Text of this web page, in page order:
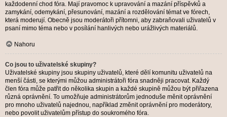
každodenní chod fóra. Mají pravomoc k upravování a mazání příspěvků a
zamykání, odemykání, přesunování, mazání a rozdělování témat ve fórech,
která moderují. Obecně jsou moderátoři přítomni, aby zabraňovali uživatelů v
psaní mimo téma nebo v posílání hanlivých nebo urážlivých materiálů.
Nahoru
Co jsou to uživatelské skupiny?
Uživatelské skupiny jsou skupiny uživatelů, které dělí komunitu uživatelů na
menší části, se kterými můžou administrátoři fóra snadněji pracovat. Každý
člen fóra může patřit do několika skupin a každé skupině můžou být přiřazena
různá oprávnění. To umožňuje administrátorům jednoduše měnit oprávnění
pro mnoho uživatelů najednou, například změnit oprávnění pro moderátory,
nebo povolit uživatelům přístup do soukromého fóra.